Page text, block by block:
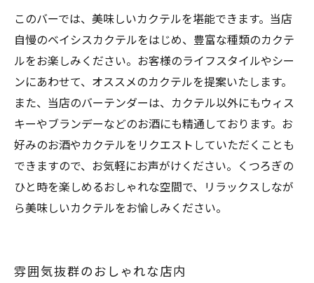
このバーでは、美味しいカクテルを堪能できます。当店
自慢のベイシスカクテルをはじめ、豊富な種類のカクテ
ルをお楽しみください。お客様のライフスタイルやシー
ンにあわせて、オススメのカクテルを提案いたします。
また、当店のバーテンダーは、カクテル以外にもウィス
キーやブランデーなどのお酒にも精通しております。お
好みのお酒やカクテルをリクエストしていただくことも
できますので、お気軽にお声がけください。くつろぎの
ひと時を楽しめるおしゃれな空間で、リラックスしなが
ら美味しいカクテルをお愉しみください。
雰囲気抜群のおしゃれな店内